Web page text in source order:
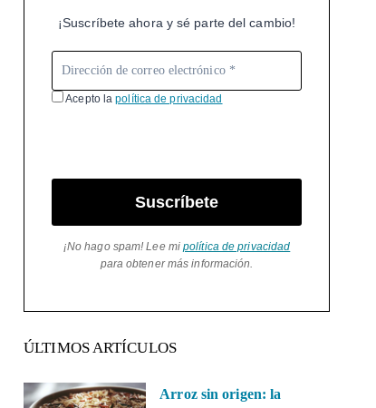
¡Suscríbete ahora y sé parte del cambio!
Acepto lapolítica de privacidad
Suscríbete
¡No hago spam! Lee mipolítica de privacidad
para obtener más información.
ÚLTIMOS ARTÍCULOS
Arroz sin origen: la